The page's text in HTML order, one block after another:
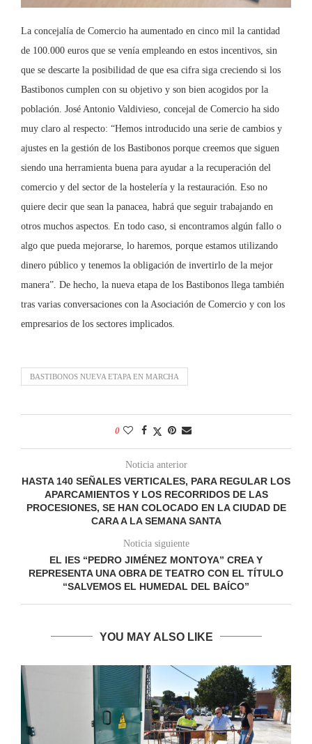
La concejalía de Comercio ha aumentado en cinco mil la cantidad
de 100.000 euros que se venía empleando en estos incentivos, sin
que se descarte la posibilidad de que esa cifra siga creciendo si los
Bastibonos cumplen con su objetivo y son bien acogidos por la
población. José Antonio Valdivieso, concejal de Comercio ha sido
muy claro al respecto: “Hemos introducido una serie de cambios y
ajustes en la gestión de los Bastibonos porque creemos que siguen
siendo una herramienta buena para ayudar a la recuperación del
comercio y del sector de la hostelería y la restauración. Eso no
quiere decir que sean la panacea, habrá que seguir trabajando en
otros muchos aspectos. En todo caso, si encontramos algún fallo o
algo que pueda mejorarse, lo haremos, porque estamos utilizando
dinero público y tenemos la obligación de invertirlo de la mejor
manera”. De hecho, la nueva etapa de los Bastibonos llega también
tras varias conversaciones con la Asociación de Comercio y con los
empresarios de los sectores implicados.
BASTIBONOS NUEVA ETAPA EN MARCHA
0
Noticia anterior
HASTA 140 SEÑALES VERTICALES, PARA REGULAR LOS
APARCAMIENTOS Y LOS RECORRIDOS DE LAS
PROCESIONES, SE HAN COLOCADO EN LA CIUDAD DE
CARA A LA SEMANA SANTA
Noticia siguiente
EL IES “PEDRO JIMÉNEZ MONTOYA” CREA Y
REPRESENTA UNA OBRA DE TEATRO CON EL TÍTULO
“SALVEMOS EL HUMEDAL DEL BAÍCO”
YOU MAY ALSO LIKE